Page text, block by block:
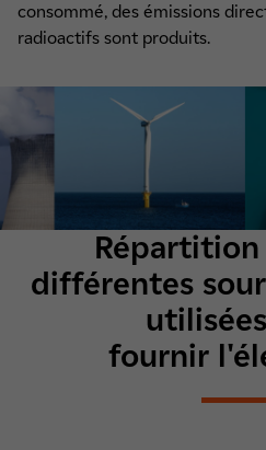
consommé, des émissions
radioactifs sont produits.
différentes
fournir